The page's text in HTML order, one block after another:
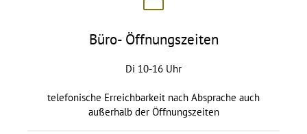
Büro- Öffnungszeiten
Di 10-16 Uhr
telefonische Erreichbarkeit nach Absprache auch
außerhalb der Öffnungszeiten